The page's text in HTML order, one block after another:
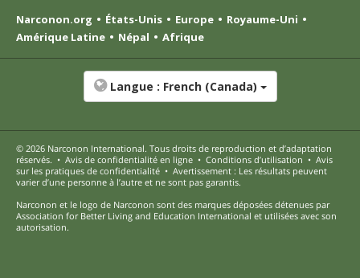
Narconon.org
États-Unis Europe
Royaume-Uni
Amérique Latine
Népal Afrique
Langue : French (Canada)
© 2026 Narconon International. Tous droits de reproduction et d’adaptation
réservés. • Avis de confidentialité en ligne • Conditions d’utilisation • Avis
sur les pratiques de confidentialité • Avertissement : Les résultats peuvent
varier d’une personne à l’autre et ne sont pas garantis.
Narconon et le logo de Narconon sont des marques déposées détenues par
Association for Better Living and Education International et utilisées avec son
autorisation.